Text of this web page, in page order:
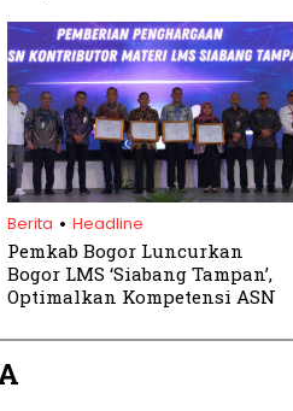
Bencana
Berita . Headline
Pemkab Bogor Luncurkan
Bogor LMS ‘Siabang Tampan’,
Optimalkan Kompetensi ASN